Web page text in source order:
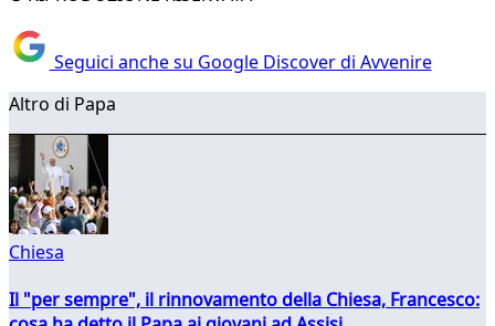
Seguici anche su Google Discover di Avvenire
Altro di Papa
Chiesa
Il "per sempre", il rinnovamento della Chiesa, Francesco: